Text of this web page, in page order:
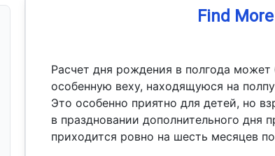
Find
Расчет дня рождения в полгода
особенную веху, находящуюся на
Это особенно приятно для детей, но
в праздновании дополнительного дня
приходится ровно на шесть месяцев